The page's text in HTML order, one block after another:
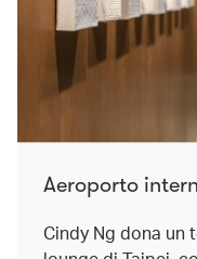
Aeroporto
Cindy Ng dona un